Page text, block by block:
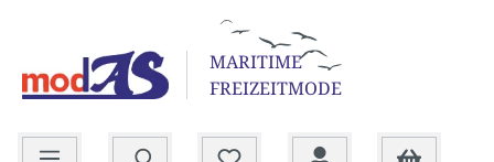
MARITIME
FREIZEITMODE